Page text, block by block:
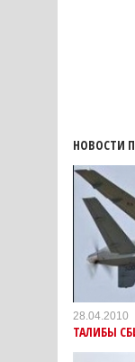
НОВОСТИ
28.04.2010
ТАЛИБЫ